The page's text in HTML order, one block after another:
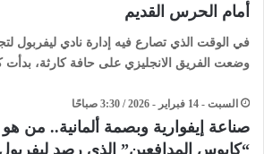
أمام الحرس القديم
في الوقت الذي تصارع فيه إدارة نادي ليفربول
وضعت الفريق الانجليزي على حافة كارثة،
السبت - 14 فبراير - 2026 / 3:30 صباحًا
صناعة إيفوارية وبصمة ألمانية.. من هو